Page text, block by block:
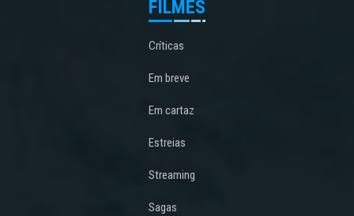
FILMES
Críticas
Em breve
Em cartaz
Estreias
Streaming
Sagas